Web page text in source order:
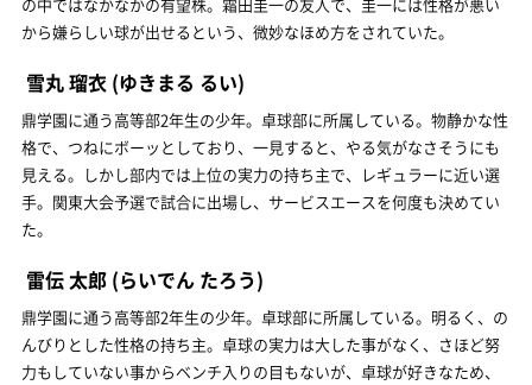
から嫌らしい球が出せるという、微妙なほめ方をされていた。
雪丸 瑠衣 (ゆきまる るい)
鼎学園に通う高等部2年生の少年。卓球部に所属している。物静かな性
格で、つねにボーッとしており、一見すると、やる気がなさそうにも
見える。しかし部内では上位の実力の持ち主で、レギュラーに近い選
手。関東大会予選で試合に出場し、サービスエースを何度も決めてい
た。
雷伝 太郎 (らいでん たろう)
鼎学園に通う高等部2年生の少年。卓球部に所属している。明るく、の
んびりとした性格の持ち主。卓球の実力は大した事がなく、さほど努
力もしていない事からベンチ入りの目もないが、卓球が好きなため、